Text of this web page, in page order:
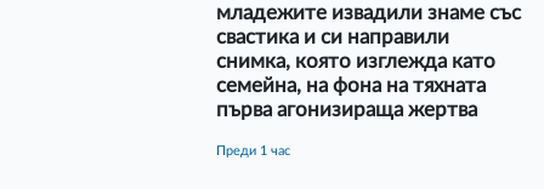
младежите извадили знаме със
свастика и си направили
снимка, която изглежда като
семейна, на фона на тяхната
първа агонизираща жертва
преди 1 час